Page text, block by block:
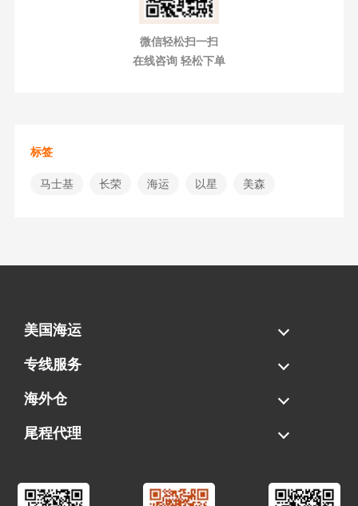
微信轻松扫一扫
在线咨询 轻松下单
标签
马士基 长荣 海运 以星 美森
美国海运
海运拼柜
海运整柜
美国海卡
加拿大海运
专线服务
FBA专线直送
超大件专线
AWD专线
电池专线
海外仓
一件代发
FBA中转
贴标换标
拆柜/存储
尾程代理